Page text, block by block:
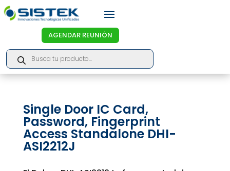
AGENDAR REUNIÓN
Products
search
Single Door IC Card,
Password, Fingerprint
Access Standalone DHI-
ASI2212J